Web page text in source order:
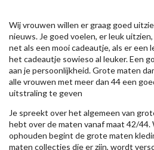
Wij vrouwen willen er graag goed
nieuws. Je goed voelen, er leuk
net als een mooi cadeautje, als er een
het cadeautje sowieso al leuker. Een
aan je persoonlijkheid. Grote maten
alle vrouwen met meer dan 44 een
uitstraling te geven
Je spreekt over het algemeen van
hebt over de maten vanaf maat 42/44.
ophouden begint de grote maten
maten collecties die er zijn, wordt